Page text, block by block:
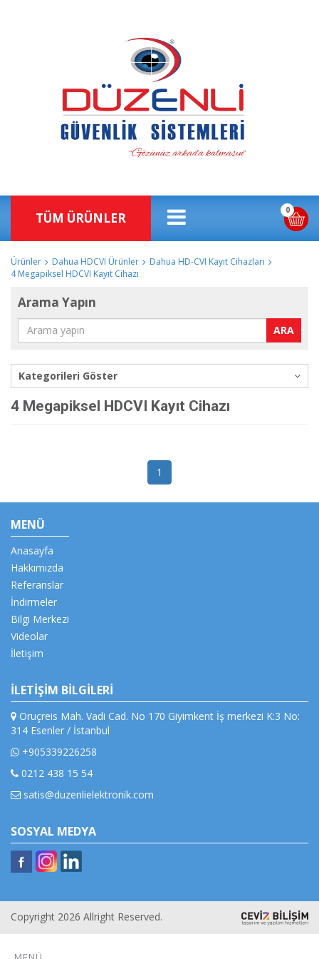
TÜM ÜRÜNLER 0
Ürünler Dahua HDCVI Ürünler
Dahua HD-CVI Kayıt Cihazları
4 Megapiksel HDCVI Kayıt Cihazı
Arama Yapın
ARA
Kategorileri Göster
4 Megapiksel HDCVI Kayıt Cihazı
1
MENÜ
Anasayfa
Hakkımızda
Referanslar
İndirmeler
Bilgi Merkezi
Videolar
İletişim
İLETİŞİM BİLGİLERİ
Oruçreis Mah. Vadi Cad. No 170 Giyimkent İş merkezi K:3 No:
314 Esenler / İstanbul
+905339226258
0212 438 15 54
satis@duzenlielektronik.com
SOSYAL MEDYA
Copyright 2026 Allright Reserved.